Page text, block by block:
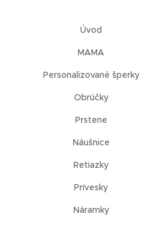
Úvod
MAMA
Personalizované šperky
Obrúčky
Prstene
Náušnice
Retiazky
Prívesky
Náramky